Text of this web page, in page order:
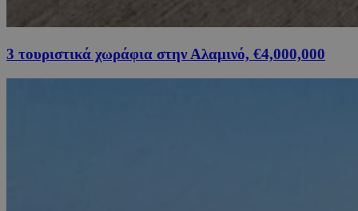
3 τουριστικά χωράφια στην Αλαμινό, €4,000,000